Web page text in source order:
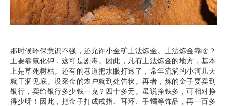
那时候环保意识不强，还允许小金矿土法炼金。土法炼金靠啥？
主要靠氰化钾，这可是剧毒。因此，凡有土法炼金的地方，基本
上是草死树枯。还有的巷道把水眼打透了，常年流淌的小河几天
就干涸见底。没采金的农户就到处告状。再者，炼的金子要卖到
银行，卖给银行多少钱一克？四十多元。虽说挣钱多，可相对挣
得少呀！因此，把金子打成戒指、耳环、手镯等饰品，再一百多